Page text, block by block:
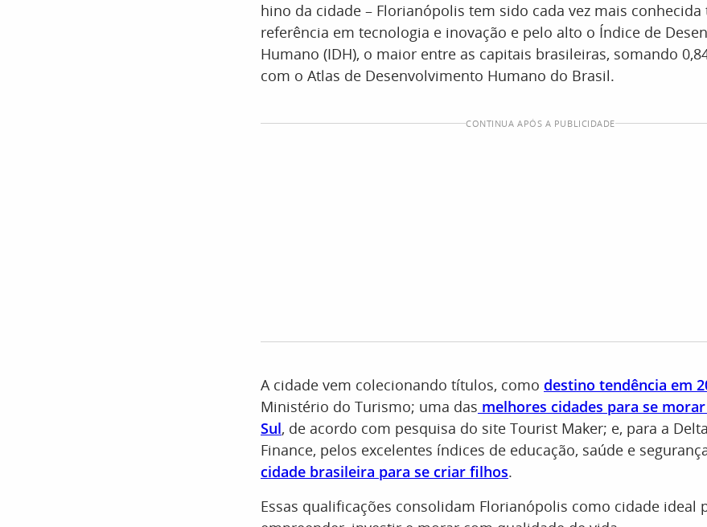
hino da cidade – Florianópolis tem sido cada vez mais
referência em tecnologia e inovação e pelo alto o Índice de
Humano (IDH), o maior entre as capitais brasileiras, somando
com o Atlas de Desenvolvimento Humano do Brasil.
CONTINUA APÓS A PUBLICIDADE
A cidade vem colecionando títulos, como destino tendência em
Ministério do Turismo; uma das melhores cidades para se
Sul, de acordo com pesquisa do site Tourist Maker; e, para a
Finance, pelos excelentes índices de educação, saúde e
cidade brasileira para se criar filhos.
Essas qualificações consolidam Florianópolis como cidade ideal